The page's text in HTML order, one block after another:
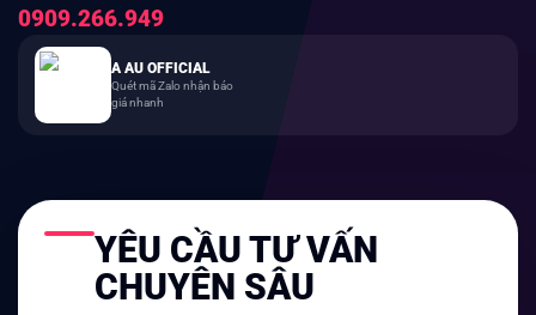
0909.266.949
A AU OFFICIAL
Quét mã Zalo nhận báo
giá nhanh
YÊU CẦU TƯ VẤN
CHUYÊN SÂU